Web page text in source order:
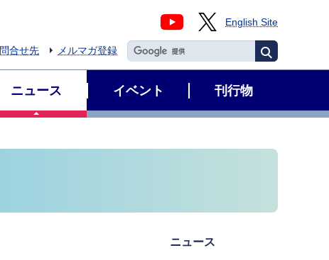
English Site
問合せ先 メルマガ登録
ニュース イベント 刊行物
ニュース